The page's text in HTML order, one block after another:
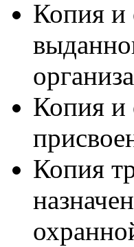
Копия и
Копия и
Копия